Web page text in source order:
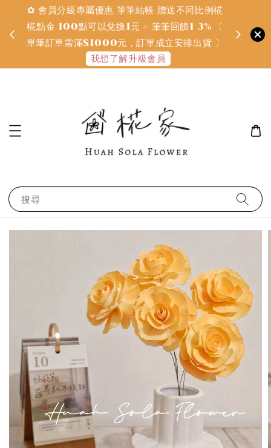
✿ 會員分級專屬優惠 筆筆結帳 贈送不同比例椛
椛點金 100點可以兌換1元 = 筆筆回饋1-3% 〔
單筆訂單需滿$1000元，訂單成立安排出貨 〕
我想了解升級會員
搜尋